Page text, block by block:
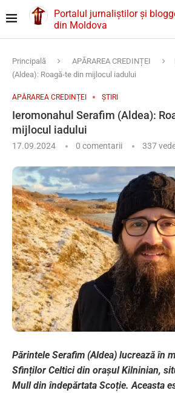
Portalul jurnaliștilor și
din Moldova
Principală APĂRAREA CREDINȚEI
(Aldea): Roagă-te din mijlocul iadului
APĂRAREA CREDINȚEI ȘTIRI
Ieromonahul Serafim (Aldea):
mijlocul iadului
17.09.2024 0 comentarii 337
Părintele Serafim (Aldea) lucrează în
Sfinților Celtici din orașul Kilninian,
Mull din îndepărtata Scoție. Aceasta